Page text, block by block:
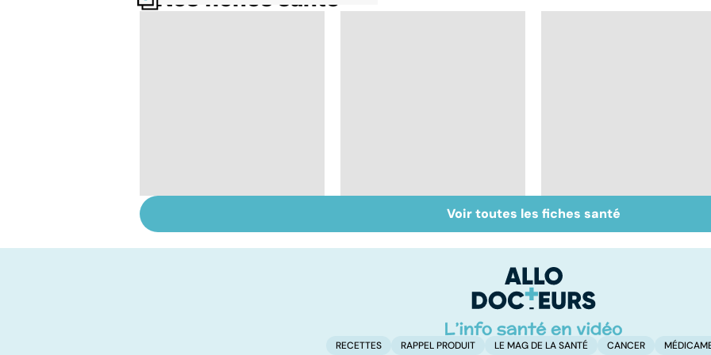
cerveau
Staphylocoque doré :
une bactérie sous
Métastases, le
cancer propagé
Voir toutes les fiches santé
RECETTES RAPPEL PRODUIT LE MAG DE LA SANTÉ CANCER